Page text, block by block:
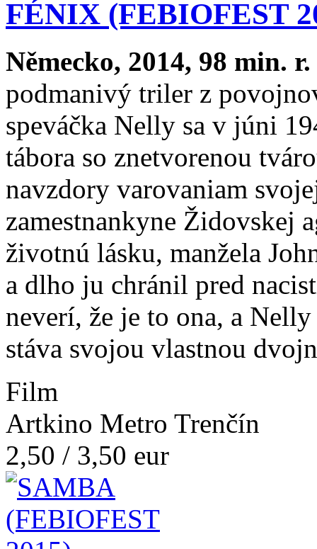
FÉNIX (FEBIOFEST
Německo, 2014, 98 min.
podmanivý triler z
speváčka Nelly sa v júni
tábora so znetvorenou
navzdory varovaniam
zamestnankyne Židovskej
životnú lásku, manžela
a dlho ju chránil pred
neverí, že je to ona, a
stáva svojou vlastnou
Film
Artkino Metro Trenčín
2,50 / 3,50 eur